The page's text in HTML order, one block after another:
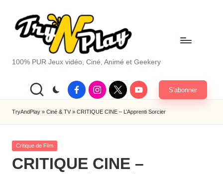
T
y
A
d
P
100% PUR Jeux vidéo, Ciné, Animé et Geekery
FacebookInstagram
X
|
Twitter
Youtube S'abonner
TryAndPlay » Ciné & TV » CRITIQUE CINE – L’Apprenti Sorcier
Posted
Critique de Film
CRITIQUE CINE –